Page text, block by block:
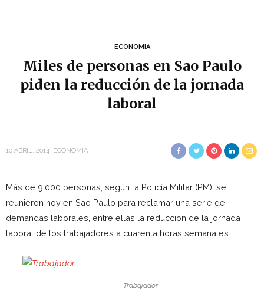
ECONOMIA
Miles de personas en Sao Paulo
piden la reducción de la jornada
laboral
10 ABRIL, 2014 ECONOMIA
Más de 9.000 personas, según la Policía Militar (PM), se
reunieron hoy en Sao Paulo para reclamar una serie de
demandas laborales, entre ellas la reducción de la jornada
laboral de los trabajadores a cuarenta horas semanales.
Trabajador